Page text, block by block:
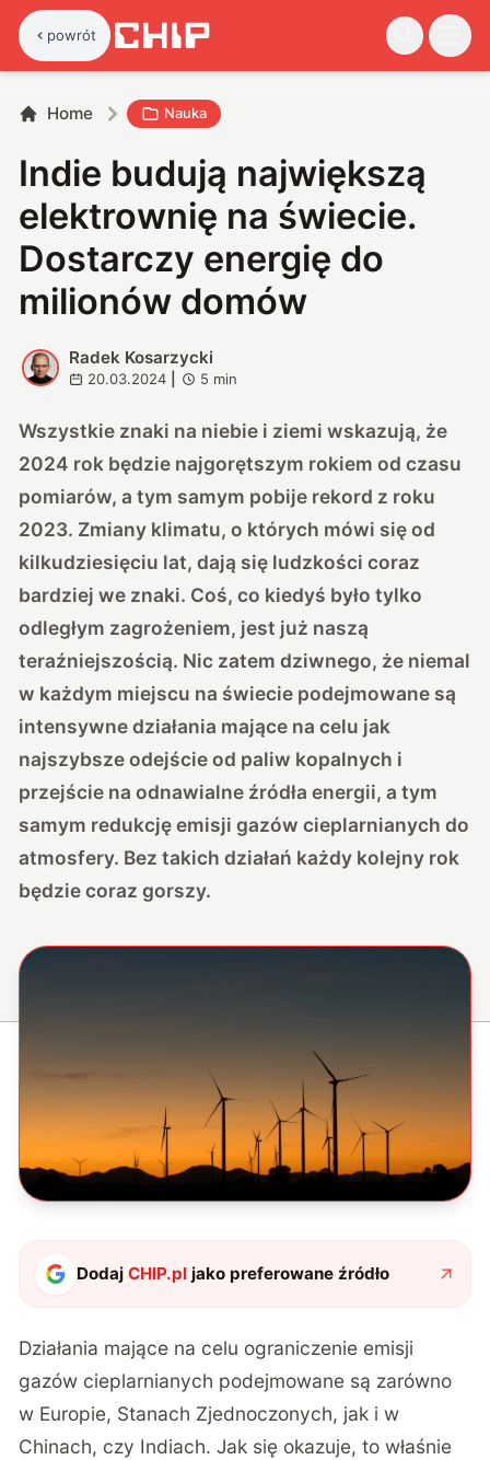
powrót
Home Nauka
Indie budują największą
elektrownię na świecie.
Dostarczy energię do
milionów domów
R
Radek Kosarzycki
20.03.2024 5 min
Wszystkie znaki na niebie i ziemi wskazują, że
2024 rok będzie najgorętszym rokiem od czasu
pomiarów, a tym samym pobije rekord z roku
2023. Zmiany klimatu, o których mówi się od
kilkudziesięciu lat, dają się ludzkości coraz
bardziej we znaki. Coś, co kiedyś było tylko
odległym zagrożeniem, jest już naszą
teraźniejszością. Nic zatem dziwnego, że niemal
w każdym miejscu na świecie podejmowane są
intensywne działania mające na celu jak
najszybsze odejście od paliw kopalnych i
przejście na odnawialne źródła energii, a tym
samym redukcję emisji gazów cieplarnianych do
atmosfery. Bez takich działań każdy kolejny rok
będzie coraz gorszy.
DodajCHIP.pl jako preferowane źródło
Działania mające na celu ograniczenie emisji
gazów cieplarnianych podejmowane są zarówno
w Europie, Stanach Zjednoczonych, jak i w
Chinach, czy Indiach. Jak się okazuje, to właśnie